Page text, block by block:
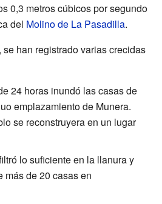
0,3 metros cúbicos por segundo
del Molino de La Pasadilla.
han registrado varias crecidas
24 horas inundó las casas de
emplazamiento de Munera.
se reconstruyera en un lugar
lo suficiente en la llanura y
más de 20 casas en